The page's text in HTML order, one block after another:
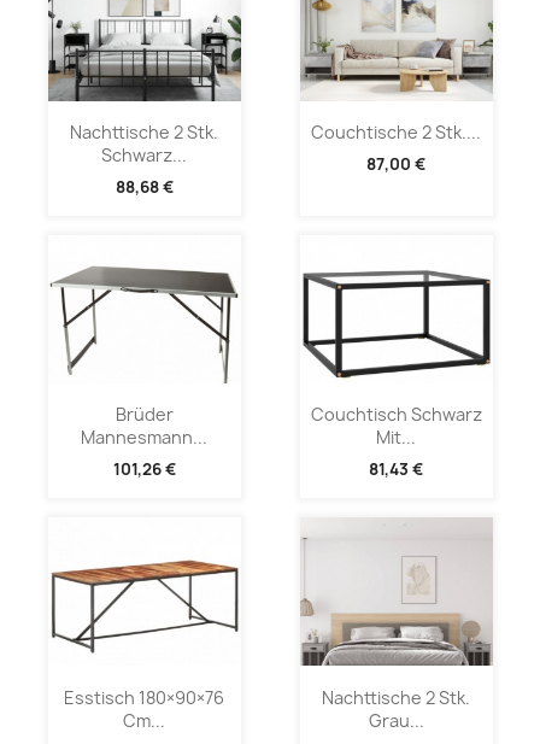
Nachttische 2 Stk.
Schwarz...
88,68 €
Couchtische 2 Stk....
87,00 €
Brüder
Mannesmann...
101,26 €
Couchtisch Schwarz
Mit...
81,43 €
Esstisch 180×90×76
Cm...
Nachttische 2 Stk.
Grau...